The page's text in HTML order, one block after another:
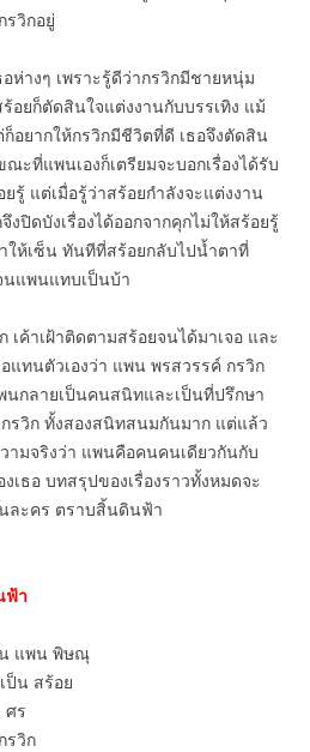
รวิกอยู่
ห่างๆ เพราะรู้ดีว่ากรวิกมีชายหนุ่ม
อยก็ตัดสินใจแต่งงานกับบรรเทิง แม้
อยากให้กรวิกมีชีวิตที่ดี เธอจึงตัดสิน
ะที่แพนเองก็เตรียมจะบอกเรื่องได้รับ
รู้ แต่เมื่อรู้ว่าสร้อยกำลังจะแต่งงาน
ปิดบังเรื่องได้ออกจากคุกไม่ให้สร้อยรู้
ให้เซ็น ทันทีที่สร้อยกลับไปน้ำตาที่
นแพนแทบเป็นบ้า
เค้าเฝ้าติดตามสร้อยจนได้มาเจอ และ
แทนตัวเองว่า แพน พรสวรรค์ กรวิก
กลายเป็นคนสนิทและเป็นที่ปรึกษา
รวิก ทั้งสองสนิทสนมกันมาก แต่แล้ว
ามจริงว่า แพนคือคนคนเดียวกันกับ
เธอ บทสรุปของเรื่องราวทั้งหมดจะ
นละคร ตราบสิ้นดินฟ้า
ฟ้า
น แพน พิษณุ
ป็น สร้อย
ศร
รวิก